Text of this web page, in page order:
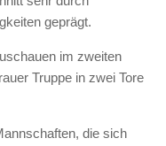
geprägt.
im zweiten
Truppe in zwei Tore
die sich